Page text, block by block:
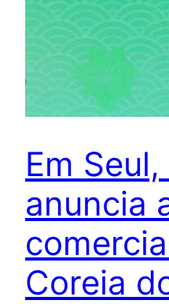
Em
anuncia
Coreia